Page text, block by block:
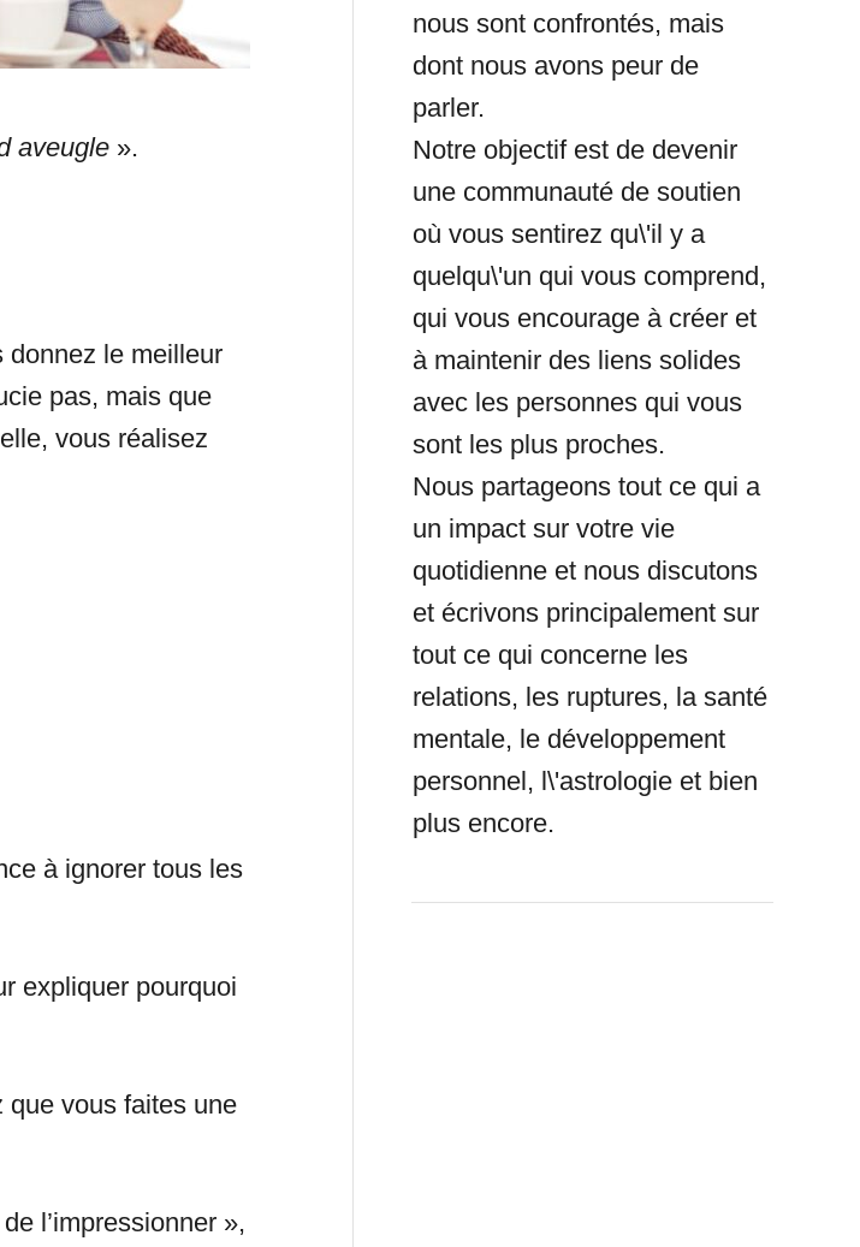
aveugle ».
donnez le meilleur
pas, mais que
vous réalisez
à ignorer tous les
expliquer pourquoi
que vous faites une
l’impressionner »,
nous sont confrontés, mais
dont nous avons peur de
parler.
Notre objectif est de devenir
une communauté de soutien
où vous sentirez qu\'il y a
quelqu\'un qui vous comprend,
qui vous encourage à créer et
à maintenir des liens solides
avec les personnes qui vous
sont les plus proches.
Nous partageons tout ce qui a
un impact sur votre vie
quotidienne et nous discutons
et écrivons principalement sur
tout ce qui concerne les
relations, les ruptures, la santé
mentale, le développement
personnel, l\'astrologie et bien
plus encore.